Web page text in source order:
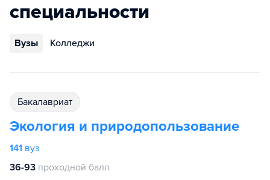
специальности
Вузы Колледжи
бакалавриат
Экология и природопользование
141 вуз
36-93 проходной балл